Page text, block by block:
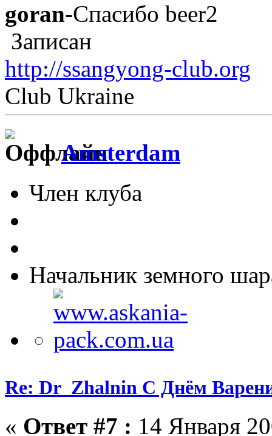
goran-Спасибо
Записан
http://ssangyong-club.org
Club Ukraine
Amsterdam
Член клуба
Начальник земного
Re: Dr_Zhalnin С Днём
« Ответ #7 : 14 Января